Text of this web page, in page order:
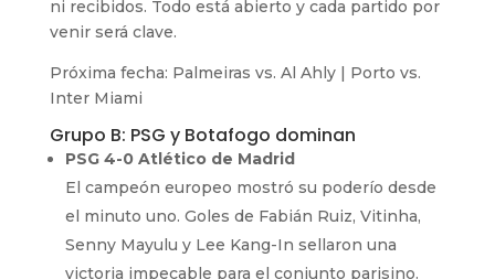
ni recibidos. Todo está abierto y cada partido por
venir será clave.
Próxima fecha: Palmeiras vs. Al Ahly | Porto vs.
Inter Miami
Grupo B: PSG y Botafogo dominan
PSG 4-0 Atlético de Madrid
El campeón europeo mostró su poderío desde
el minuto uno. Goles de Fabián Ruiz, Vitinha,
Senny Mayulu y Lee Kang-In sellaron una
victoria impecable para el conjunto parisino.